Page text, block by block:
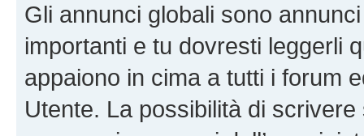
Gli annunci globali sono
importanti e tu dovresti leggerli
appaiono in cima a tutti i forum
Utente. La possibilità di